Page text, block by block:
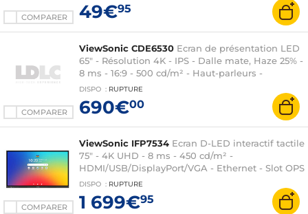
COMPARER 49€95
COMPARER
ViewSonic CDE6530 Ecran de présentation LED
65" - Résolution 4K - IPS - Dalle mate, Haze 25% -
8 ms - 16:9 - 500 cd/m² - Haut-parleurs -
HDMI/USB-C - Fast Ethernet - Slots OPS/Wi-Fi -
Android 11 - Noir (sans pieds)
DISPO : RUPTURE
690€00
COMPARER
ViewSonic IFP7534 Ecran D-LED interactif tactile
75" - 4K UHD - 8 ms - 450 cd/m² -
HDMI/USB/DisplayPort/VGA - Ethernet - Slot OPS
- Système audio 2 x 20 W - Android 14 -
Certification EDLA - 2x Stylets inclus
DISPO : RUPTURE
1 699€95